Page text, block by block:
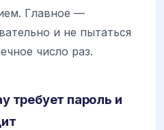
Главное —
и не пытаться
число раз.
требует пароль и